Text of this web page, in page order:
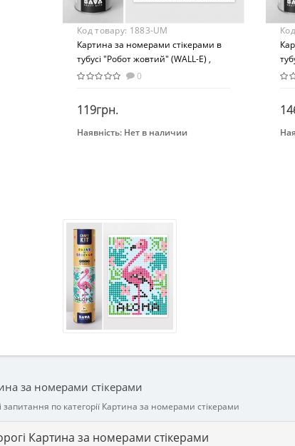
Код товару: 1883-UM
Картина за номерами стікерами в
тубусі "Робот жовтий" (WALL-E) ,
33х48см, 1200 стікерів. 1883
0
119грн.
Закінчився
Наявність: Нет в наличии
От 8 лет
Материал
Картон
за номерами стікерами
по категорії Картина за номерами стікерами
Картина за номерами стікерами